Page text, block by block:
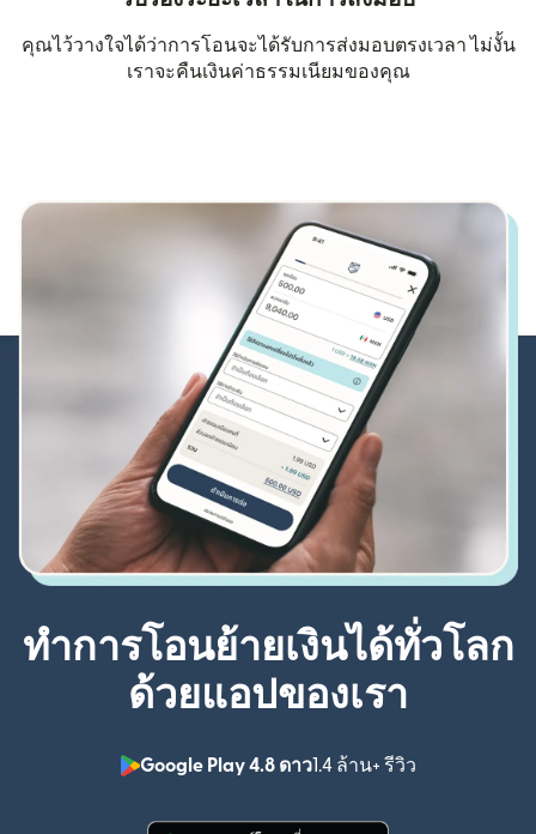
คุณไว้วางใจได้ว่าการโอนจะได้รับการส่งมอบตรงเวลา ไม่งั้น
เราจะคืนเงินค่าธรรมเนียมของคุณ
ทำการโอนย้ายเงินได้ทั่วโลก
ด้วยแอปของเรา
Google Play 4.8 ดาว1.4 ล้าน+ รีวิว
(เปิดในหน้าต่